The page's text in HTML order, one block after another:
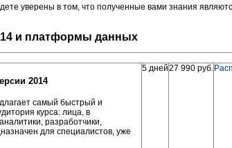
уверены в том, что полученные вами знания
и платформы данных
2014
самый быстрый и
курса: лица, в
разработчики,
для специалистов, уже
5 дней27 990 руб.